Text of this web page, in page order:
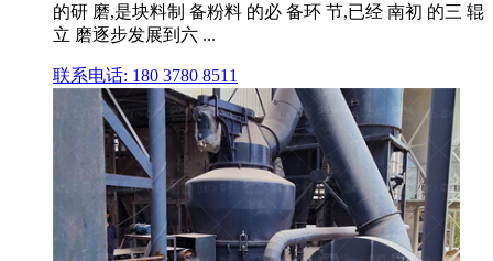
的研 磨,是块料制 备粉料 的必 备环 节,已经 南初 的三 辊
立 磨逐步发展到六 ...
联系电话: 180 3780 8511